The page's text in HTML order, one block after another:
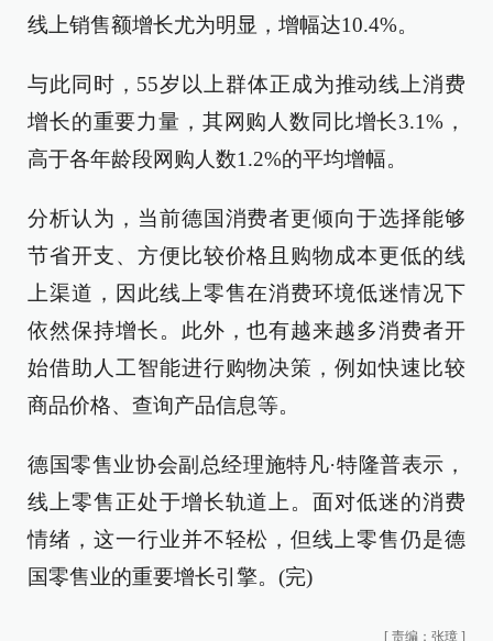
线上销售额增长尤为明显，增幅达10.4%。
与此同时，55岁以上群体正成为推动线上消费
增长的重要力量，其网购人数同比增长3.1%，
高于各年龄段网购人数1.2%的平均增幅。
分析认为，当前德国消费者更倾向于选择能够
节省开支、方便比较价格且购物成本更低的线
上渠道，因此线上零售在消费环境低迷情况下
依然保持增长。此外，也有越来越多消费者开
始借助人工智能进行购物决策，例如快速比较
商品价格、查询产品信息等。
德国零售业协会副总经理施特凡·特隆普表示，
线上零售正处于增长轨道上。面对低迷的消费
情绪，这一行业并不轻松，但线上零售仍是德
国零售业的重要增长引擎。(完)
[ 责编：张璋 ]